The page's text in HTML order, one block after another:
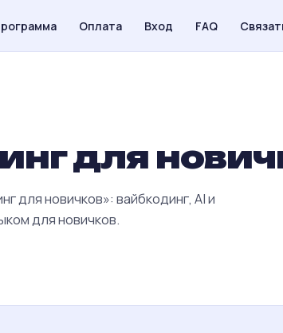
Оплата Вход FAQ
для
для новичков»: вайбкодинг, AI и
для новичков.